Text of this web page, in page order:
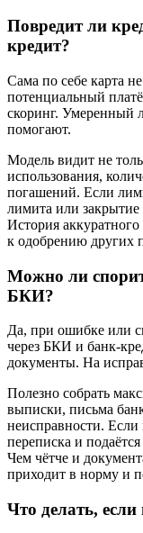
Повредит ли
кредит?
Сама по себе карта
потенциальный
скоринг. Умеренный
помогают.
Модель видит не
использования,
погашений. Если
лимита или
История
к одобрению других
Можно ли
БКИ?
Да, при ошибке или
через БКИ и
документы. На
Полезно собрать
выписки, письма
неисправности. Если
переписка и
Чем чётче и
приходит в норму и
Что делать, если